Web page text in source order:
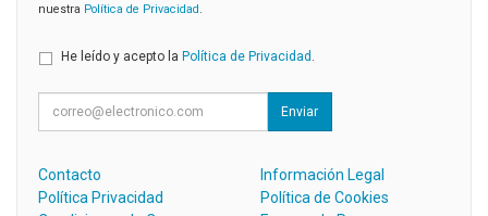
nuestra Política de Privacidad.
He leído y acepto la Política de Privacidad .
Enviar
Contacto
Información Legal
Política Privacidad
Política de Cookies